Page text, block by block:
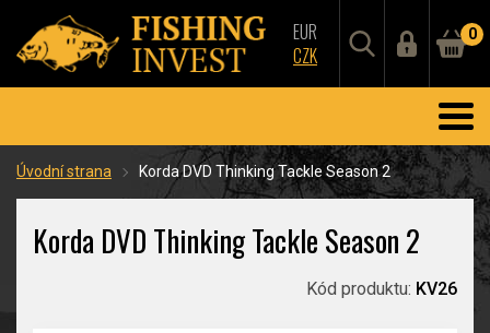
EUR
CZK
0
Úvodní strana Korda DVD Thinking Tackle Season 2
Korda DVD Thinking Tackle Season 2
Kód produktu: KV26